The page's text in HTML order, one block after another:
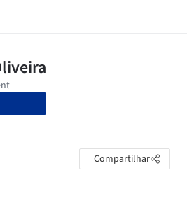
Compartilhar